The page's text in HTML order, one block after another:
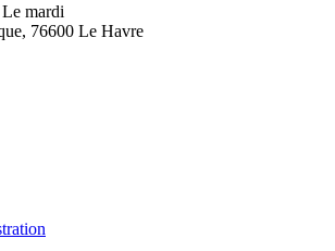
mardi
76600 Le Havre